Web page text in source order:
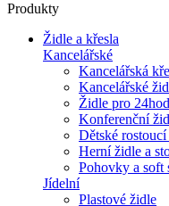
Produkty
Židle a křesla
Kancelářské
Kancelářská
Kancelářské
Židle pro
Konferenční
Dětské
Herní židle a
Pohovky a soft
Jídelní
Plastové židle